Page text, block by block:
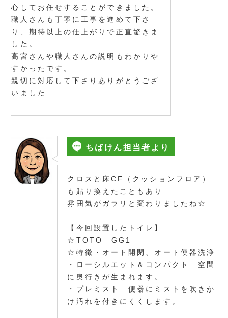
心してお任せすることができました。
職人さんも丁寧に工事を進めて下さ
り、期待以上の仕上がりで正直驚きま
した。
高宮さんや職人さんの説明もわかりや
すかったです。
親切に対応して下さりありがとうござ
いました
ちばけん担当者より
クロスと床CF（クッションフロア）
も貼り換えたこともあり
雰囲気がガラリと変わりましたね☆
【今回設置したトイレ】
☆TOTO GG1
☆特徴・オート開閉、オート便器洗浄
・ローシルエット＆コンパクト 空間
に奥行きが生まれます。
・プレミスト 便器にミストを吹きか
け汚れを付きにくくします。